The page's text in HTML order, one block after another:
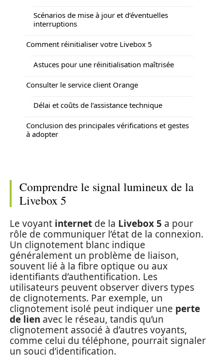
Scénarios de mise à jour et d’éventuelles
interruptions
Comment réinitialiser votre Livebox 5
Astuces pour une réinitialisation maîtrisée
Consulter le service client Orange
Délai et coûts de l’assistance technique
Conclusion des principales vérifications et gestes
à adopter
Comprendre le signal lumineux de la
Livebox 5
Le voyant internet de la Livebox 5 a pour
rôle de communiquer l’état de la connexion.
Un clignotement blanc indique
généralement un problème de liaison,
souvent lié à la fibre optique ou aux
identifiants d’authentification. Les
utilisateurs peuvent observer divers types
de clignotements. Par exemple, un
clignotement isolé peut indiquer une perte
de lien avec le réseau, tandis qu’un
clignotement associé à d’autres voyants,
comme celui du téléphone, pourrait signaler
un souci d’identification.